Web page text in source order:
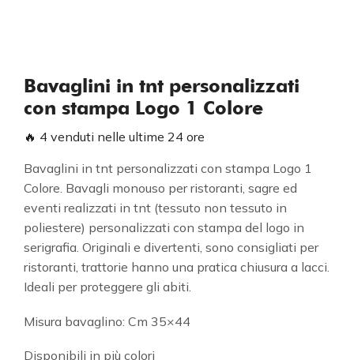
Bavaglini in tnt personalizzati
con stampa Logo 1 Colore
🔥 4 venduti nelle ultime 24 ore
Bavaglini in tnt personalizzati con stampa Logo 1
Colore. Bavagli monouso per ristoranti, sagre ed
eventi realizzati in tnt (tessuto non tessuto in
poliestere) personalizzati con stampa del logo in
serigrafia. Originali e divertenti, sono consigliati per
ristoranti, trattorie hanno una pratica chiusura a lacci.
Ideali per proteggere gli abiti.
Misura bavaglino: Cm 35×44
Disponibili in più colori